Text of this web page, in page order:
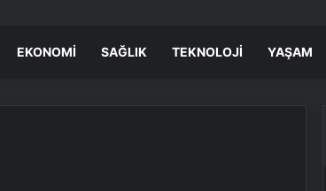
EKONOMI SAĞLIK TEKNOLOJI YAŞAM